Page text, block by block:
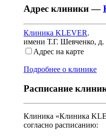
Адрес клиники —
Клиника KLEVER.
имени Т.Г. Шевченко,
Адрес на карте
Подробнее о клинике
Расписание
Клиника «Клиника
согласно расписанию: